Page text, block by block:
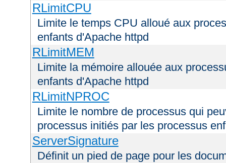
RLimitCPU
Limite le temps CPU alloué aux
enfants d'Apache httpd
RLimitMEM
Limite la mémoire allouée aux
enfants d'Apache httpd
RLimitNPROC
Limite le nombre de processus qui
processus initiés par les processus
ServerSignature
Définit un pied de page pour les